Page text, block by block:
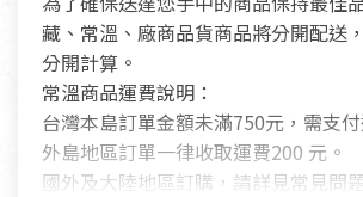
藏、常溫、廠商品貨商品將分開配送
分開計算。
常溫商品運費說明：
台灣本島訂單金額未滿750元，需支
外島地區訂單一律收取運費200 元。
國外及大陸地區訂購，請詳見常見問